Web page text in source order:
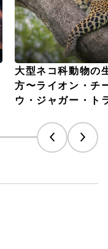
大型ネコ科動物の
方〜ライオン・チ
ウ・ジャガー・ト